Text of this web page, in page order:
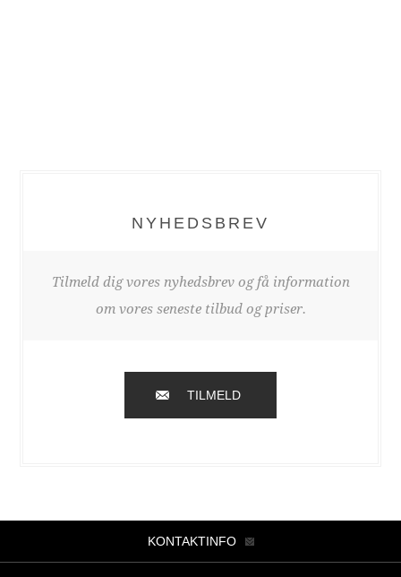
NYHEDSBREV
Tilmeld dig vores nyhedsbrev og få information
om vores seneste tilbud og priser.
TILMELD
KONTAKTINFO